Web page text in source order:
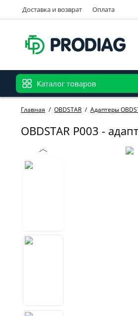
Доставка и возврат Оплата
Каталог товаров
Главная OBDSTAR Адаптеры
OBDSTAR P003 -